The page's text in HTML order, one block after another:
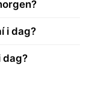
i dag?
dag?